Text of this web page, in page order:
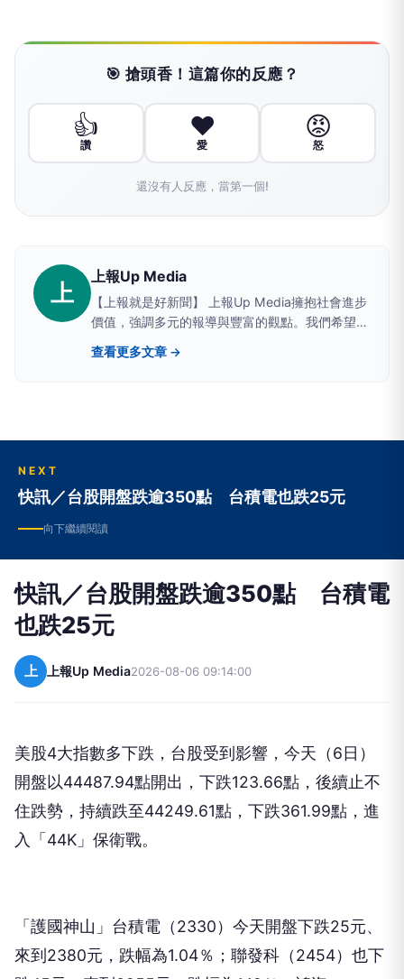
🎯 搶頭香！這篇你的反應？
👍
讚
❤️
愛
😡
怒
還沒有人反應，當第一個!
上
上報Up Media
【上報就是好新聞】 上報Up Media擁抱社會進步
價值，強調多元的報導與豐富的觀點。我們希望提
供讀者具有深度、廣度的原生新聞。
查看更多文章 →
NEXT
快訊／台股開盤跌逾350點 台積電也跌25元
向下繼續閱讀
快訊／台股開盤跌逾350點 台積電
也跌25元
上 上報Up Media2026-08-06 09:14:00
美股4大指數多下跌，台股受到影響，今天（6日）
開盤以44487.94點開出，下跌123.66點，後續止不
住跌勢，持續跌至44249.61點，下跌361.99點，進
入「44K」保衛戰。
「護國神山」台積電（2330）今天開盤下跌25元、
來到2380元，跌幅為1.04％；聯發科（2454）也下